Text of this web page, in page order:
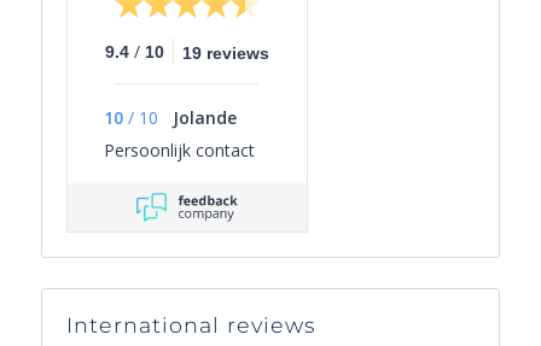
9.4 / 10 19 reviews
10 / 10
Jolande
Persoonlijk contact
International reviews